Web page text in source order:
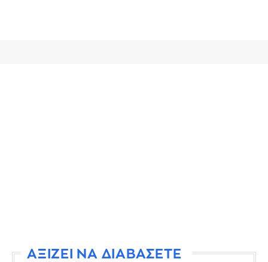
ΑΞΙΖΕΙ ΝΑ ΔΙΑΒΑΣΕΤΕ